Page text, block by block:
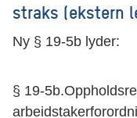
straks (ekstern
Ny § 19-5b lyder:
§ 19-